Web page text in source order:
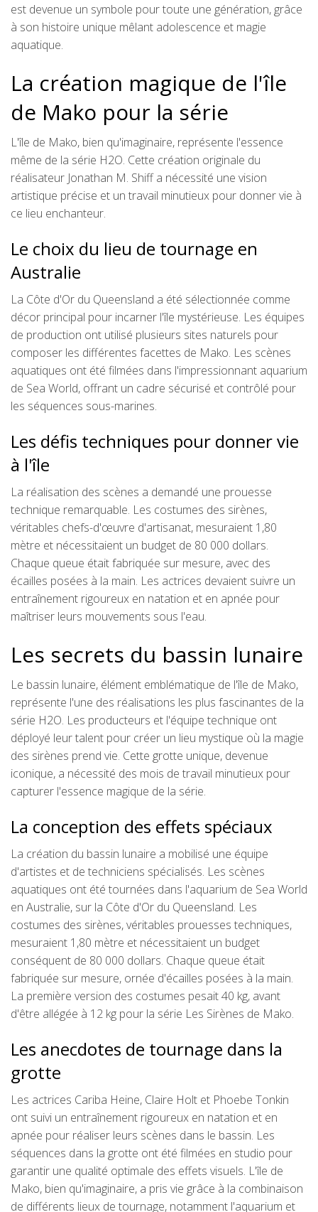
est devenue un symbole pour toute une génération, grâce
à son histoire unique mêlant adolescence et magie
aquatique.
La création magique de l'île
de Mako pour la série
L'île de Mako, bien qu'imaginaire, représente l'essence
même de la série H2O. Cette création originale du
réalisateur Jonathan M. Shiff a nécessité une vision
artistique précise et un travail minutieux pour donner vie à
ce lieu enchanteur.
Le choix du lieu de tournage en
Australie
La Côte d'Or du Queensland a été sélectionnée comme
décor principal pour incarner l'île mystérieuse. Les équipes
de production ont utilisé plusieurs sites naturels pour
composer les différentes facettes de Mako. Les scènes
aquatiques ont été filmées dans l'impressionnant aquarium
de Sea World, offrant un cadre sécurisé et contrôlé pour
les séquences sous-marines.
Les défis techniques pour donner vie
à l'île
La réalisation des scènes a demandé une prouesse
technique remarquable. Les costumes des sirènes,
véritables chefs-d'œuvre d'artisanat, mesuraient 1,80
mètre et nécessitaient un budget de 80 000 dollars.
Chaque queue était fabriquée sur mesure, avec des
écailles posées à la main. Les actrices devaient suivre un
entraînement rigoureux en natation et en apnée pour
maîtriser leurs mouvements sous l'eau.
Les secrets du bassin lunaire
Le bassin lunaire, élément emblématique de l'île de Mako,
représente l'une des réalisations les plus fascinantes de la
série H2O. Les producteurs et l'équipe technique ont
déployé leur talent pour créer un lieu mystique où la magie
des sirènes prend vie. Cette grotte unique, devenue
iconique, a nécessité des mois de travail minutieux pour
capturer l'essence magique de la série.
La conception des effets spéciaux
La création du bassin lunaire a mobilisé une équipe
d'artistes et de techniciens spécialisés. Les scènes
aquatiques ont été tournées dans l'aquarium de Sea World
en Australie, sur la Côte d'Or du Queensland. Les
costumes des sirènes, véritables prouesses techniques,
mesuraient 1,80 mètre et nécessitaient un budget
conséquent de 80 000 dollars. Chaque queue était
fabriquée sur mesure, ornée d'écailles posées à la main.
La première version des costumes pesait 40 kg, avant
d'être allégée à 12 kg pour la série Les Sirènes de Mako.
Les anecdotes de tournage dans la
grotte
Les actrices Cariba Heine, Claire Holt et Phoebe Tonkin
ont suivi un entraînement rigoureux en natation et en
apnée pour réaliser leurs scènes dans le bassin. Les
séquences dans la grotte ont été filmées en studio pour
garantir une qualité optimale des effets visuels. L'île de
Mako, bien qu'imaginaire, a pris vie grâce à la combinaison
de différents lieux de tournage, notamment l'aquarium et